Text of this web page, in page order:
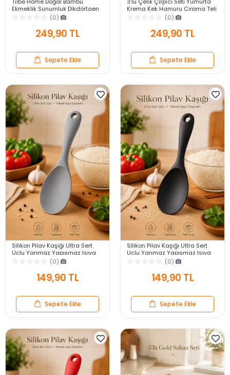
Ekmeklik Sunumluk Dikdörtgen
Kahvaltı ve Servis Sepeti
(0)
249,90 TL
Sepete Ekle
Krema Kek Hamuru Çırpma Teli
Pratik Sos Karıştırıcı Mutfak Teli
(0)
249,90 TL
Sepete Ekle
Silikon Pilav Kaşığı Ultra Sert
Uçlu Yanmaz Yapışmaz Isıya
Dayanıklı Gri Servis Yemek
(0)
149,90 TL
Sepete Ekle
Silikon Pilav Kaşığı Ultra Sert
Uçlu Yanmaz Yapışmaz Isıya
Dayanıklı Siyah Servis Yemek
(0)
149,90 TL
Sepete Ekle